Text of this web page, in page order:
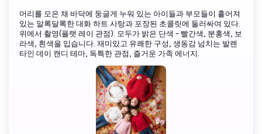
머리를 모은 채 바닥에 둥글게 누워 있는 아이들과 부모들이 흩어져
있는 알록달록한 대화 하트 사탕과 포장된 초콜릿에 둘러싸여 있다.
위에서 촬영(플랫 레이 관점). 모두가 밝은 단색 - 빨간색, 분홍색, 보
라색, 흰색을 입습니다. 재미있고 유쾌한 구성, 생동감 넘치는 발렌
타인 데이 캔디 테마, 독특한 관점, 즐거운 가족 에너지.